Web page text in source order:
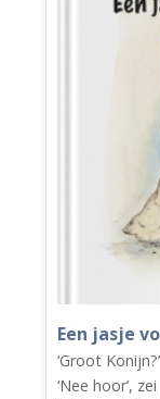
Een jasje
‘Groot
‘Nee hoor’,